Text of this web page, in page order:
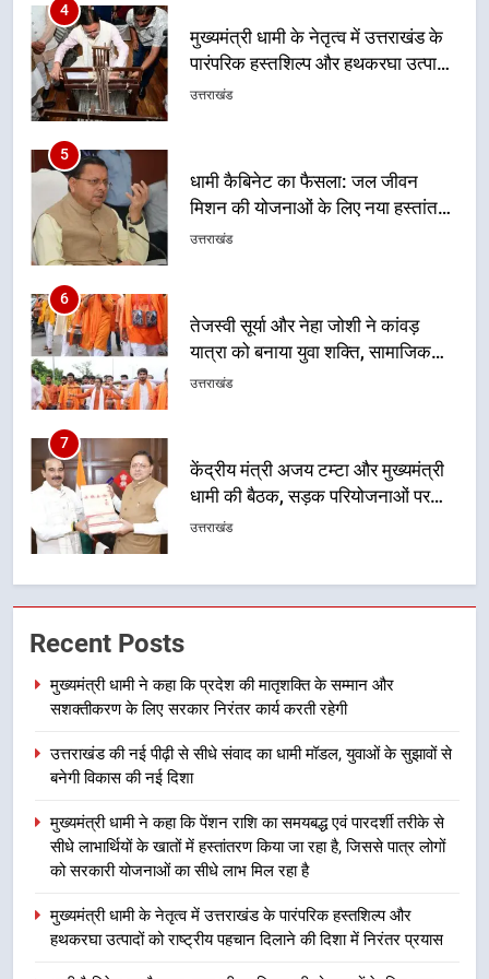
5
धामी कैबिनेट का फैसला: जल जीवन
मिशन की योजनाओं के लिए नया हस्तांतरण
प्रोटोकॉल लागू, ग्राम पंचायतों को सौंपने
उत्तराखंड
6
तेजस्वी सूर्या और नेहा जोशी ने कांवड़
यात्रा को बनाया युवा शक्ति, सामाजिक
समरसता और भारतीय संस्कृति का सशक्त
उत्तराखंड
7
केंद्रीय मंत्री अजय टम्टा और मुख्यमंत्री
धामी की बैठक, सड़क परियोजनाओं पर
हुआ मंथन
उत्तराखंड
8
एमडीडीए बोर्ड बैठक में 25 विकास प्रस्तावों
को मिली मंजूरी, देहरादून-मसूरी के
नियोजित विकास को मिलेगी रफ्तार
उत्तराखंड
1
उत्तराखंड
उत्तराखंड की नई पीढ़ी से सीधे संवाद का
धामी मॉडल, युवाओं के सुझावों से बनेगी
विकास की नई दिशा
उत्तराखंड
3
मुख्यमंत्री धामी ने कहा कि पेंशन राशि का
समयबद्ध एवं पारदर्शी तरीके से सीधे
लाभार्थियों के खातों में हस्तांतरण किया जा
Recent Posts
मुख्यमंत्री धामी ने कहा कि प्रदेश की मातृशक्ति के सम्मान और
सशक्तीकरण के लिए सरकार निरंतर कार्य करती रहेगी
उत्तराखंड की नई पीढ़ी से सीधे संवाद का धामी मॉडल, युवाओं के सुझावों से
बनेगी विकास की नई दिशा
मुख्यमंत्री धामी ने कहा कि पेंशन राशि का समयबद्ध एवं पारदर्शी तरीके से
सीधे लाभार्थियों के खातों में हस्तांतरण किया जा रहा है, जिससे पात्र लोगों
को सरकारी योजनाओं का सीधे लाभ मिल रहा है
मुख्यमंत्री धामी के नेतृत्व में उत्तराखंड के पारंपरिक हस्तशिल्प और
हथकरघा उत्पादों को राष्ट्रीय पहचान दिलाने की दिशा में निरंतर प्रयास